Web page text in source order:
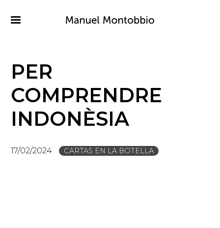
contenido
PER
COMPRENDRE
INDONÈSIA
17/02/2024 CARTAS EN LA BOTELLA